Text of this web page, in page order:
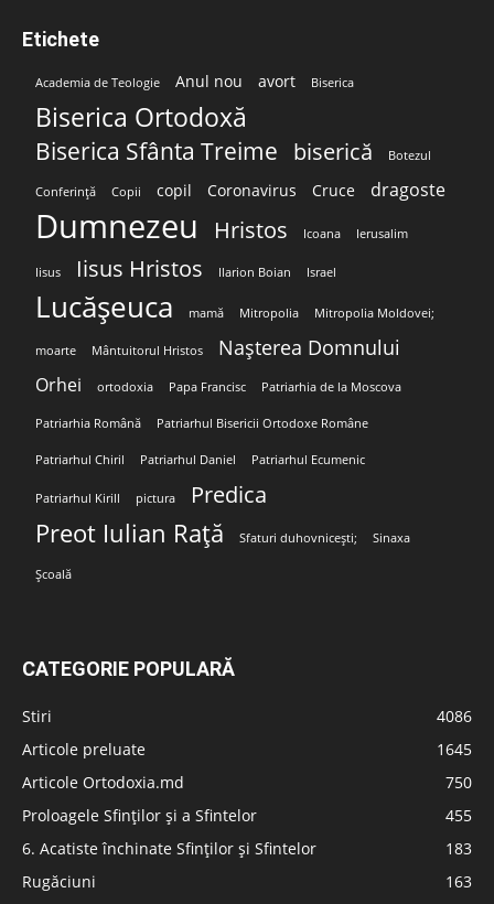
Etichete
Academia de Teologie Anul nou avort Biserica
Biserica Ortodoxă
Biserica Sfânta Treime biserică Botezul
Conferință Copii copil Coronavirus Cruce dragoste
Dumnezeu Hristos Icoana Ierusalim
Iisus Iisus Hristos Ilarion Boian Israel
Lucășeuca mamă Mitropolia Mitropolia Moldovei;
moarte Mântuitorul Hristos Nașterea Domnului
Orhei ortodoxia Papa Francisc Patriarhia de la Moscova
Patriarhia Română Patriarhul Bisericii Ortodoxe Române
Patriarhul Chiril Patriarhul Daniel Patriarhul Ecumenic
Patriarhul Kirill pictura Predica
Preot Iulian Rață Sfaturi duhovnicești; Sinaxa
Școală
CATEGORIE POPULARĂ
Stiri
4086
Articole preluate
1645
Articole Ortodoxia.md
750
Proloagele Sfinților și a Sfintelor
455
6. Acatiste închinate Sfinților și Sfintelor
183
Rugăciuni
163